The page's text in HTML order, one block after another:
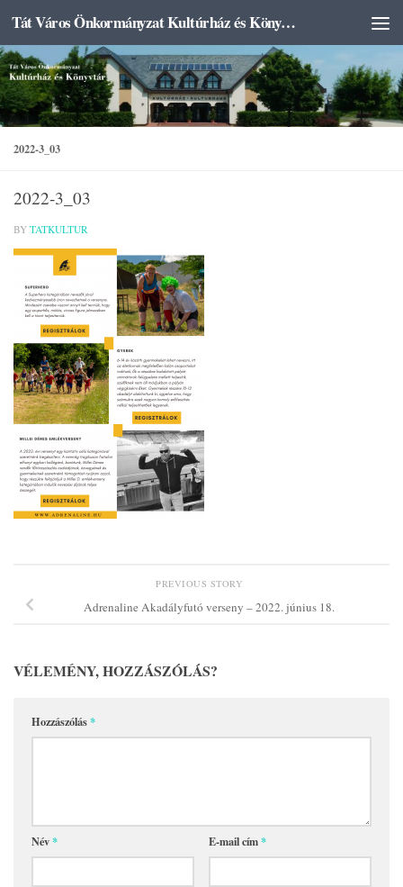
Skip to content Tát Város Önkormányzat Kultúrház és Könyvtár
2022-3_03
2022-3_03
BY TATKULTUR
PREVIOUS STORY
Adrenaline Akadályfutó verseny – 2022. június 18.
VÉLEMÉNY, HOZZÁSZÓLÁS?
Hozzászólás*
Név* E-mail cím*